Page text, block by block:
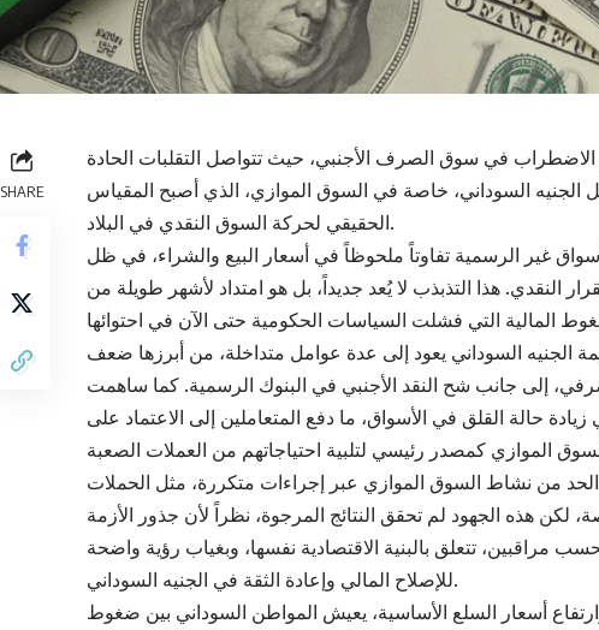
SHARE
الاضطراب في سوق الصرف الأجنبي، حيث تتواصل التقلبات الحادة
الجنيه السوداني، خاصة في السوق الموازي، الذي أصبح المقياس
الحقيقي لحركة السوق النقدي في البلاد.
أكتوبر 2025، سجلت الأسواق غير الرسمية تفاوتاً ملحوظاً في أسعار البيع والشراء، في ظل
النقدي. هذا التذبذب لا يُعد جديداً، بل هو امتداد لأشهر طويلة من
الجنيه السوداني يعود إلى عدة عوامل متداخلة، من أبرزها ضعف
إلى جانب شح النقد الأجنبي في البنوك الرسمية. كما ساهمت
زيادة حالة القلق في الأسواق، ما دفع المتعاملين إلى الاعتماد على
الحد من نشاط السوق الموازي عبر إجراءات متكررة، مثل الحملات
لكن هذه الجهود لم تحقق النتائج المرجوة، نظراً لأن جذور الأزمة
مراقبين، تتعلق بالبنية الاقتصادية نفسها، وبغياب رؤية واضحة
للإصلاح المالي وإعادة الثقة في الجنيه السوداني.
أسعار السلع الأساسية، يعيش المواطن السوداني بين ضغوط